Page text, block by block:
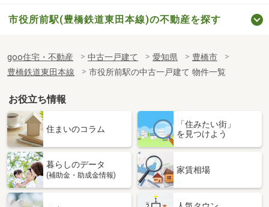
市役所前駅(豊橋鉄道東田本線)の不動産を探す
goo住宅・不動産 中古一戸建て 愛知県
豊橋市
豊橋鉄道東田本線
市役所前駅の中古一戸建て 物件一覧
お役立ち情報
住まいのコラム
「住みたい街」
を見つけよう
暮らしのデータ
(補助金・助成金情報)
家賃相場